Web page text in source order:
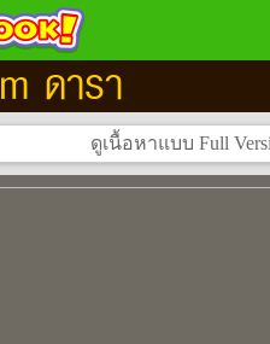
ดารา